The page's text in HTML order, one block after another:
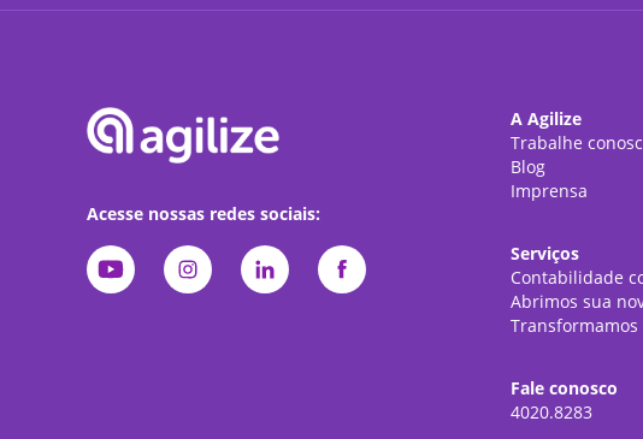
Acesse nossas redes sociais:
A Agilize
Trabalhe
Blog
Imprensa
Serviços
Contabilidade
Abrimos sua
Transformamos
Fale conosco
4020.8283